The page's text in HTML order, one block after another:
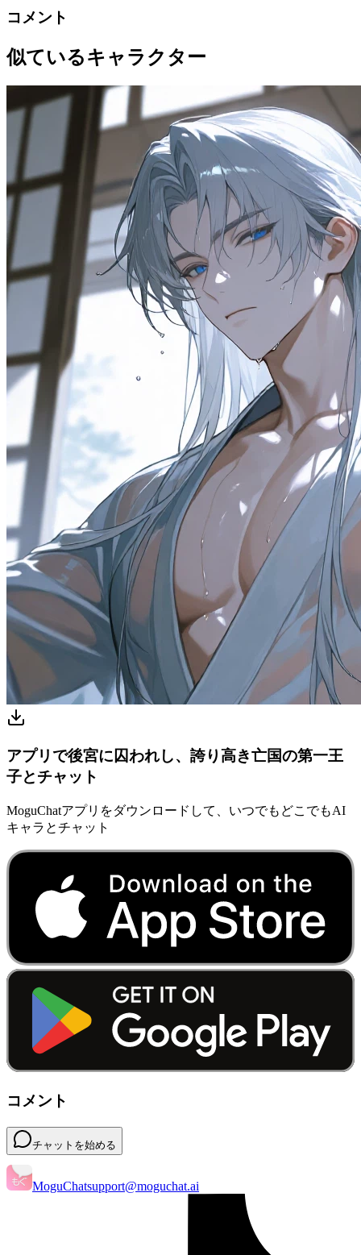
コメント
似ているキャラクター
アプリで後宮に囚われし、誇り高き亡国の第一王
子とチャット
MoguChatアプリをダウンロードして、いつでもどこでもAI
キャラとチャット
コメント
チャットを始める
MoguChatsupport@moguchat.ai